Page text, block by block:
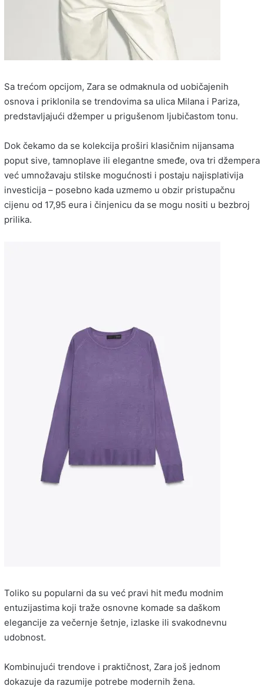
Sa trećom opcijom, Zara se odmaknula od uobičajenih
osnova i priklonila se trendovima sa ulica Milana i Pariza,
predstavljajući džemper u prigušenom ljubičastom tonu.
Dok čekamo da se kolekcija proširi klasičnim nijansama
poput sive, tamnoplave ili elegantne smeđe, ova tri džempera
već umnožavaju stilske mogućnosti i postaju najisplativija
investicija – posebno kada uzmemo u obzir pristupačnu
cijenu od 17,95 eura i činjenicu da se mogu nositi u bezbroj
prilika.
Toliko su popularni da su već pravi hit među modnim
entuzijastima koji traže osnovne komade sa daškom
elegancije za večernje šetnje, izlaske ili svakodnevnu
udobnost.
Kombinujući trendove i praktičnost, Zara još jednom
dokazuje da razumije potrebe modernih žena.